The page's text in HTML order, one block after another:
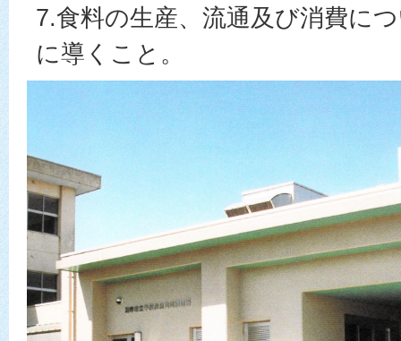
7.食料の生産、流通及び消費に
に導くこと。